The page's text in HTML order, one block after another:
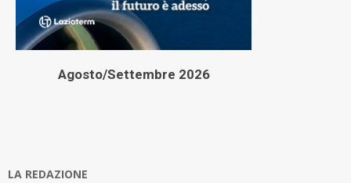
Agosto/Settembre 2026
LA REDAZIONE